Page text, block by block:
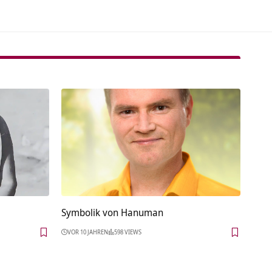
Symbolik von Hanuman
VOR 10 JAHREN 598 VIEWS